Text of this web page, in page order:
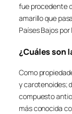
fue procedente
amarillo que
Países Bajos
¿Cuáles son
Como
y carotenoides;
compuesto
más conocida